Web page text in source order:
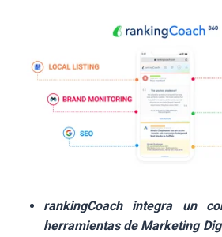
rankingCoach integra un
herramientas de Marketing